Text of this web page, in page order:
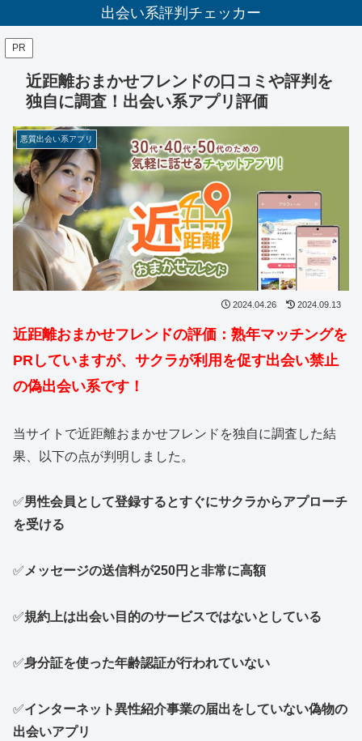
出会い系評判チェッカー
PR
近距離おまかせフレンドの口コミや評判を
独自に調査！出会い系アプリ評価
悪質出会い系アプリ
2024.04.26 2024.09.13
近距離おまかせフレンドの評価：熟年マッチングを
PRしていますが、サクラが利用を促す出会い禁止
の偽出会い系です！
当サイトで近距離おまかせフレンドを独自に調査した結
果、以下の点が判明しました。
✅男性会員として登録するとすぐにサクラからアプローチ
を受ける
✅ メッセージの送信料が250円と非常に高額
✅規約上は出会い目的のサービスではないとしている
✅身分証を使った年齢認証が行われていない
✅インターネット異性紹介事業の届出をしていない偽物の
出会いアプリ